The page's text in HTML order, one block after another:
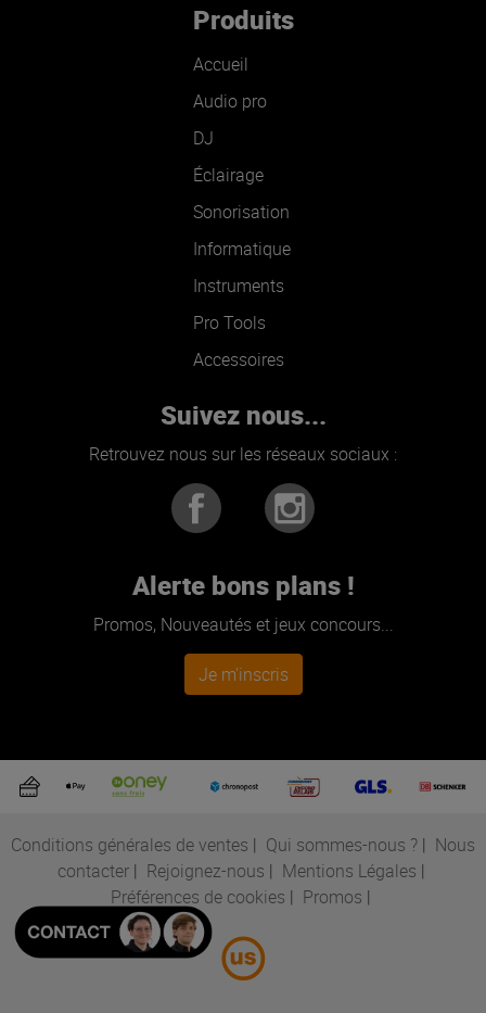
Produits
Accueil
Audio pro
DJ
Éclairage
Sonorisation
Informatique
Instruments
Pro Tools
Accessoires
Suivez nous...
Retrouvez nous sur les réseaux sociaux :
Alerte bons plans !
Promos, Nouveautés et jeux concours...
Je m'inscris
Conditions générales de ventes | Qui sommes-nous ? | Nous
contacter| Rejoignez-nous | Mentions Légales |
Préférences de cookies | Promos |